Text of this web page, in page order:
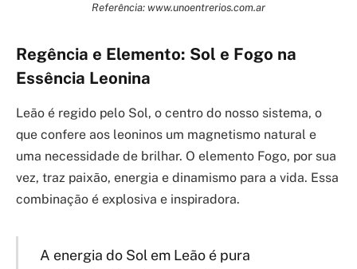
Referência: www.unoentrerios.com.ar
Regência e Elemento: Sol e Fogo na
Essência Leonina
Leão é regido pelo Sol, o centro do nosso sistema, o
que confere aos leoninos um magnetismo natural e
uma necessidade de brilhar. O elemento Fogo, por sua
vez, traz paixão, energia e dinamismo para a vida. Essa
combinação é explosiva e inspiradora.
A energia do Sol em Leão é pura